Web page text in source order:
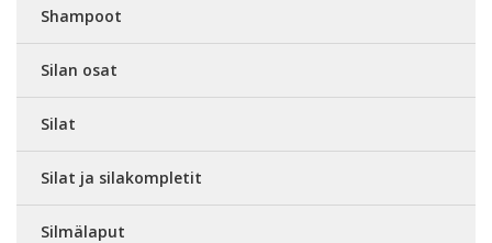
Shampoot
Silan osat
Silat
Silat ja silakompletit
Silmälaput